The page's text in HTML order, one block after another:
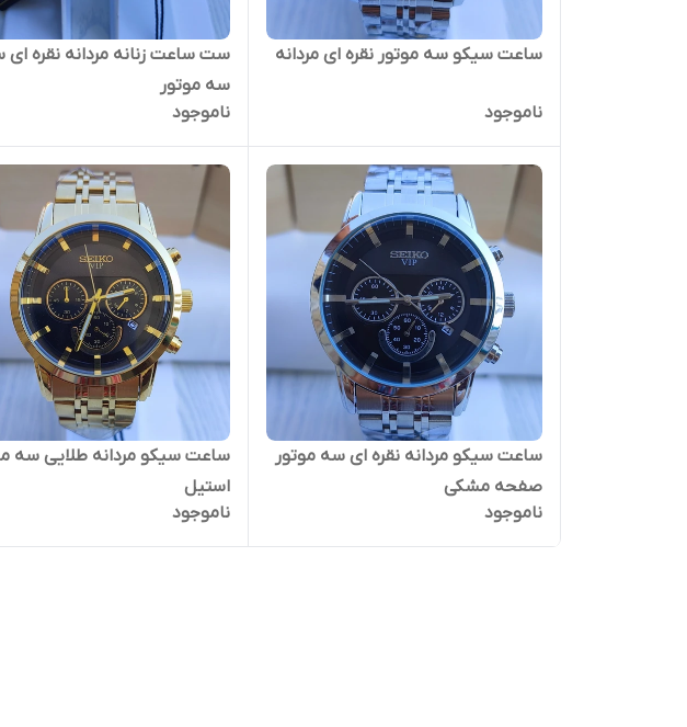
ساعت سیکو سه موتور نقره ای مردانه
ناموجود
ست ساعت زنانه مردانه نقره ای
سه موتور
ناموجود
ساعت سیکو مردانه نقره ای سه موتور
صفحه مشکی
ناموجود
ساعت سیکو مردانه طلایی سه
استیل
ناموجود